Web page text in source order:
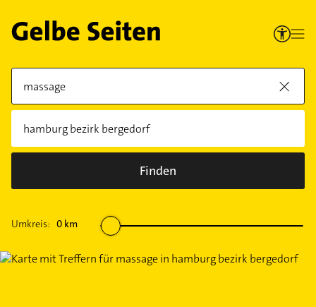
Finden
Umkreis: 0 km